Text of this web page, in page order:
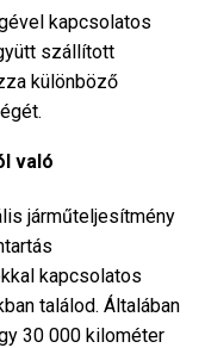
kapcsolatos
szállított
különböző
való
járműteljesítmény
kapcsolatos
találod. Általában
30 000 kilométer